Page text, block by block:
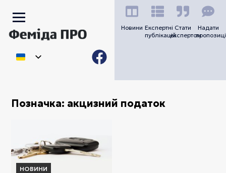
Новини Експертні
публікацій
Стати
експертом
Надати
Позначка: акцизний податок
НОВИНИ